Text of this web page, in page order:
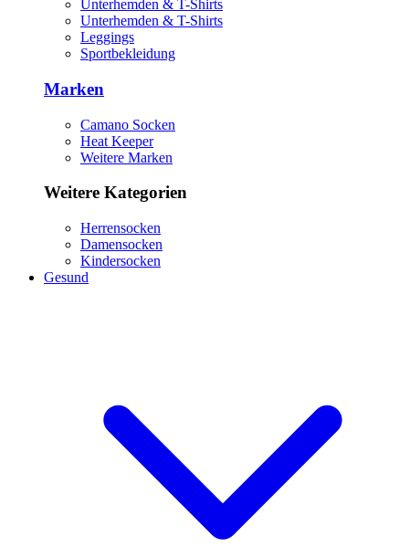
Unterhemden & T-Shirts
Unterhemden & T-Shirts
Leggings
Sportbekleidung
Marken
Camano Socken
Heat Keeper
Weitere Marken
Weitere Kategorien
Herrensocken
Damensocken
Kindersocken
Gesund